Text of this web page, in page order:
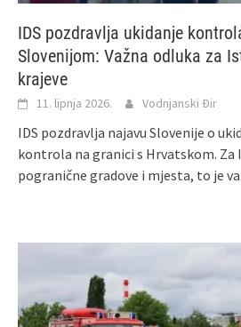
IDS pozdravlja ukidanje
Slovenijom: Važna odluka za
krajeve
11. lipnja 2026. Vodnjanski Đir
IDS pozdravlja najavu Slovenije o
kontrola na granici s Hrvatskom. Za
pogranične gradove i mjesta, to je